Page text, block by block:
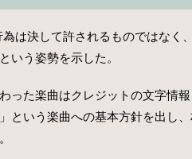
は決して許されるものではなく
いう姿勢を示した。
った楽曲はクレジットの文字情
という楽曲への基本方針を出し